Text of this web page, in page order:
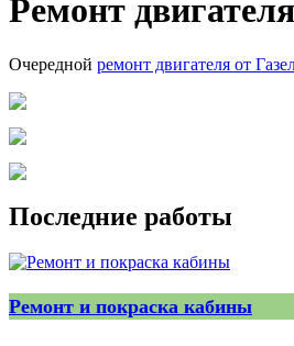
Ремонт
Очередной ремонт двигателя от
Последние работы
Ремонт и покраска кабины